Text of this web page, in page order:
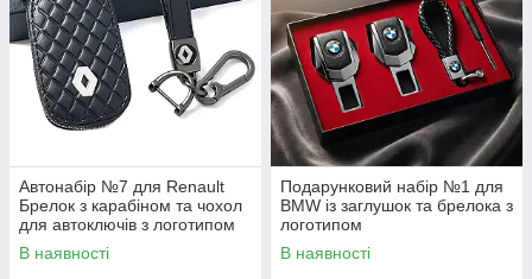
Автонабір №7 для Renault
Брелок з карабіном та чохол
для автоключів з логотипом
В наявності
Подарунковий набір №1 для
BMW із заглушок та брелока з
логотипом
В наявності